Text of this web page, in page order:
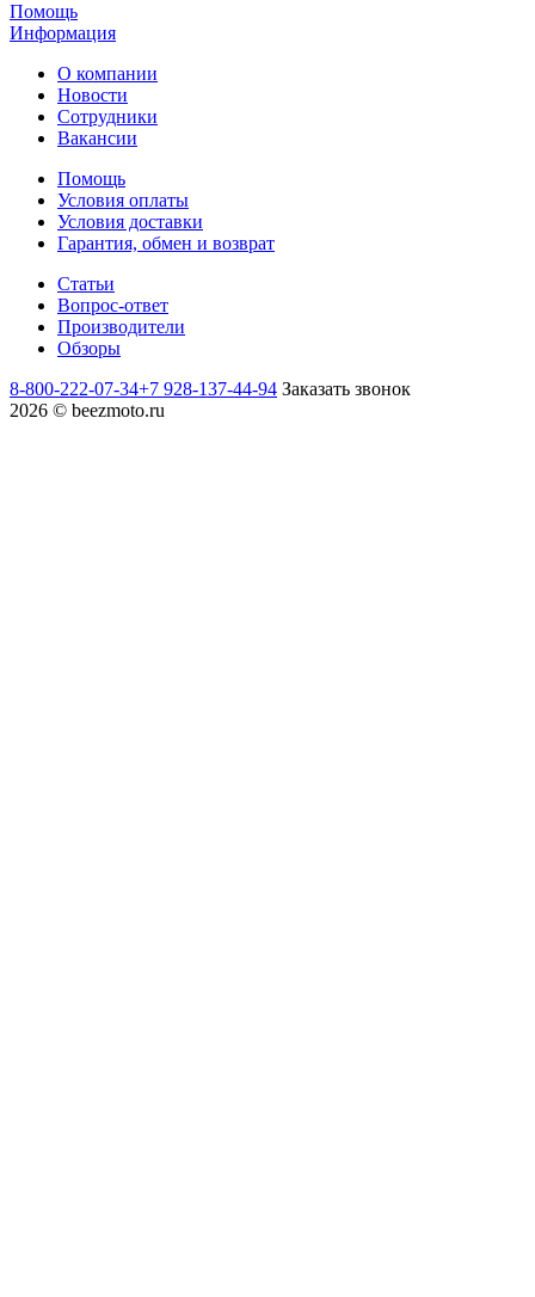
Помощь
Информация
О компании
Новости
Сотрудники
Вакансии
Помощь
Условия оплаты
Условия доставки
Гарантия, обмен и возврат
Статьи
Вопрос-ответ
Производители
Обзоры
8-800-222-07-34+7 928-137-44-94 Заказать звонок
2026 © beezmoto.ru